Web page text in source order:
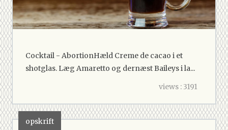
Cocktail - AbortionHæld Creme de cacao i et
shotglas. Læg Amaretto og dernæst Baileys i la...
views : 3191
opskrift